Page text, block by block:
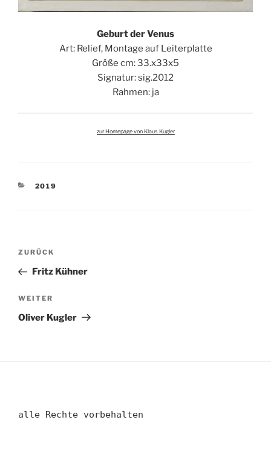
Geburt der Venus
Art: Relief, Montage auf Leiterplatte
Größe cm: 33.x33x5
Signatur: sig.2012
Rahmen: ja
zur Homepage von Klaus Kugler
KATEGORIEN
2019
Beitragsnavigation
Vorheriger
Beitrag
ZURÜCK
Fritz Kühner
Nächster
Beitrag
WEITER
Oliver Kugler
alle Rechte vorbehalten